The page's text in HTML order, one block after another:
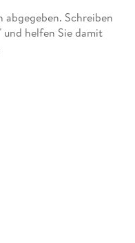
abgegeben. Schreiben
und helfen Sie damit